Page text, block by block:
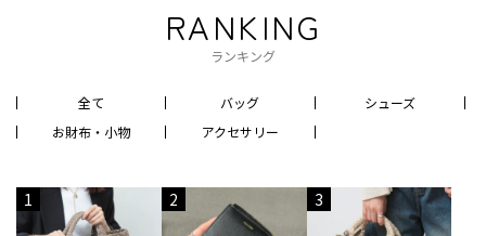
RANKING
ランキング
全て バッグ
シューズ
お財布・小物
アクセサリー
1 2 3